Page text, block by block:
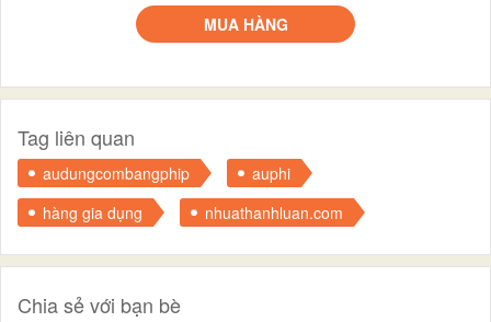
MUA HÀNG
Tag liên quan
audungcombangphip
auphi
hàng gia dụng
nhuathanhluan.com
Chia sẻ với bạn bè